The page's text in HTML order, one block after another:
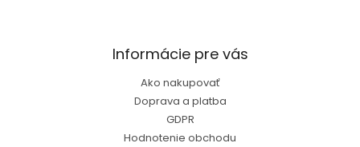
Informácie pre vás
Ako nakupovať
Doprava a platba
GDPR
Hodnotenie obchodu